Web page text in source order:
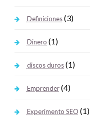
Definiciones(3)
Dinero (1)
discos duros(1)
Emprender(4)
Experimento SEO (1)